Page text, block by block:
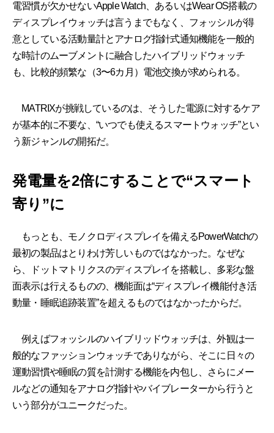
電習慣が欠かせないApple Watch、あるいはWear OS搭載の
ディスプレイウォッチは言うまでもなく、フォッシルが得
意としている活動量計とアナログ指針式通知機能を一般的
な時計のムーブメントに融合したハイブリッドウォッチ
も、比較的頻繁な（3〜6カ月）電池交換が求められる。
MATRIXが挑戦しているのは、そうした電源に対するケア
が基本的に不要な、“いつでも使えるスマートウォッチ”とい
う新ジャンルの開拓だ。
発電量を2倍にすることで“スマート
寄り”に
もっとも、モノクロディスプレイを備えるPowerWatchの
最初の製品はとりわけ芳しいものではなかった。なぜな
ら、ドットマトリクスのディスプレイを搭載し、多彩な盤
面表示は行えるものの、機能面は“ディスプレイ機能付き活
動量・睡眠追跡装置”を超えるものではなかったからだ。
例えばフォッシルのハイブリッドウォッチは、外観は一
般的なファッションウォッチでありながら、そこに日々の
運動習慣や睡眠の質を計測する機能を内包し、さらにメー
ルなどの通知をアナログ指針やバイブレーターから行うと
いう部分がユニークだった。